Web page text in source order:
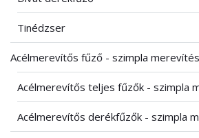
Tinédzser
Acélmerevítős fűző - szimpla
Acélmerevítős teljes fűzők - szimpla
Acélmerevítős derékfűzők - szimpla